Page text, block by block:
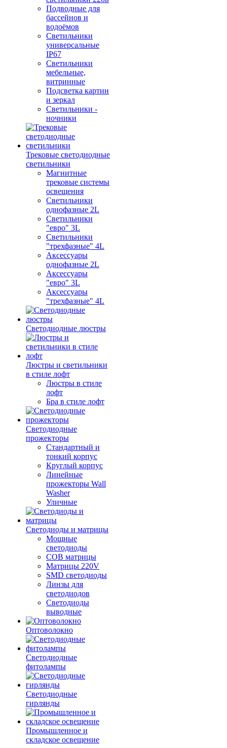
Подводные для
бассейнов и
водоёмов
Светильники
универсальные
IP67
Светильники
мебельные,
витринные
Подсветка картин
и зеркал
Светильники -
ночники
Трековые светодиодные
светильники
Магнитные
трековые системы
освещения
Светильники
однофазные 2L
Светильники
"евро" 3L
Светильники
"трехфазные" 4L
Аксессуары
однофазные 2L
Аксессуары
"евро" 3L
Аксессуары
"трехфазные" 4L
Светодиодные люстры
Люстры и светильники
в стиле лофт
Люстры в стиле
лофт
Бра в стиле лофт
Светодиодные
прожекторы
Стандартный и
тонкий корпус
Круглый корпус
Линейные
прожекторы Wall
Washer
Уличные
Светодиоды и матрицы
Мощные
светодиоды
COB матрицы
Матрицы 220V
SMD светодиоды
Линзы для
светодиодов
Светодиоды
выводные
Оптоволокно
Светодиодные
фитолампы
Светодиодные
гирлянды
Промышленное и
складское освещение